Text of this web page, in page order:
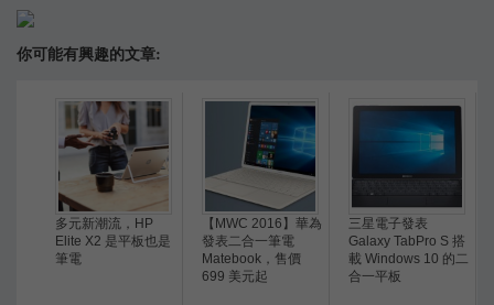
你可能有興趣的文章:
多元新潮流，HP
Elite X2 是平板也是
筆電
【MWC 2016】華為
發表二合一筆電
Matebook，售價
699 美元起
三星電子發表
Galaxy TabPro S 搭
載 Windows 10 的二
合一平板